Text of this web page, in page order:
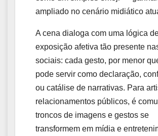
ampliado no cenário midiático
A cena dialoga com uma lógica
exposição afetiva tão presente
sociais: cada gesto, por menor
pode servir como declaração,
ou catálise de narrativas. Para
relacionamentos públicos, é
troncos de imagens e gestos se
transformem em mídia e